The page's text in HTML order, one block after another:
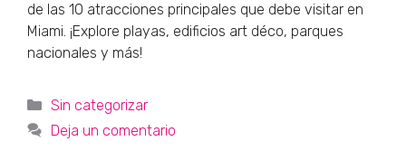
de las 10 atracciones principales que debe visitar en
Miami. ¡Explore playas, edificios art déco, parques
nacionales y más!
Categorías
Sin categorizar
Deja un comentario